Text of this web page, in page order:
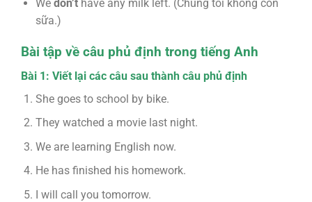
We don’thave any milk left. (Chúng tôi không còn
sữa.)
Bài tập về câu phủ định trong tiếng Anh
Bài 1: Viết lại các câu sau thành câu phủ định
She goes to school by bike.
They watched a movie last night.
We are learning English now.
He has finished his homework.
I will call you tomorrow.